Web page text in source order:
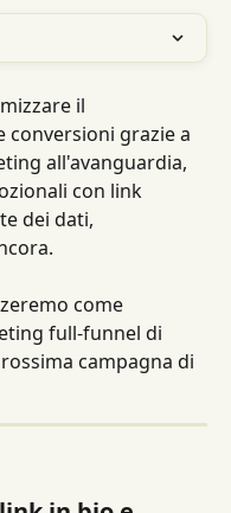
il
conversioni grazie a
all'avanguardia,
con link
dei dati,
come
full-funnel di
campagna di